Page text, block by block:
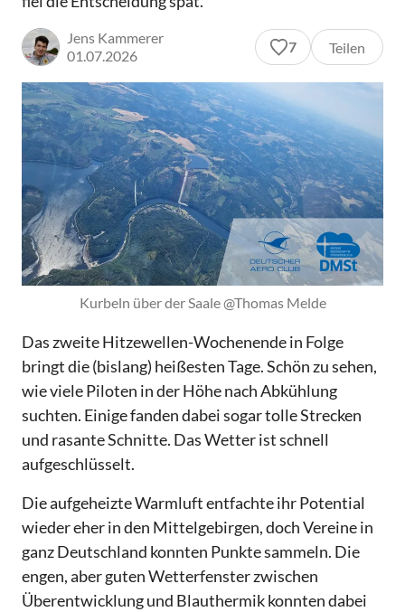
Jens Kammerer
01.07.2026
7 Teilen
Kurbeln über der Saale @Thomas Melde
Das zweite Hitzewellen-Wochenende in Folge
bringt die (bislang) heißesten Tage. Schön zu sehen,
wie viele Piloten in der Höhe nach Abkühlung
suchten. Einige fanden dabei sogar tolle Strecken
und rasante Schnitte. Das Wetter ist schnell
aufgeschlüsselt.
Die aufgeheizte Warmluft entfachte ihr Potential
wieder eher in den Mittelgebirgen, doch Vereine in
ganz Deutschland konnten Punkte sammeln. Die
engen, aber guten Wetterfenster zwischen
Überentwicklung und Blauthermik konnten dabei